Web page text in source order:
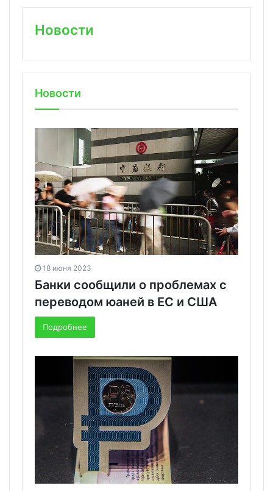
Новости
Новости
18 июня 2023
Банки сообщили о проблемах с
переводом юаней в ЕС и США
Подробнее